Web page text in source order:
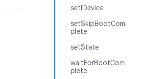
setIDevice
setSkipBootCom
plete
setState
waitForBootCom
plete